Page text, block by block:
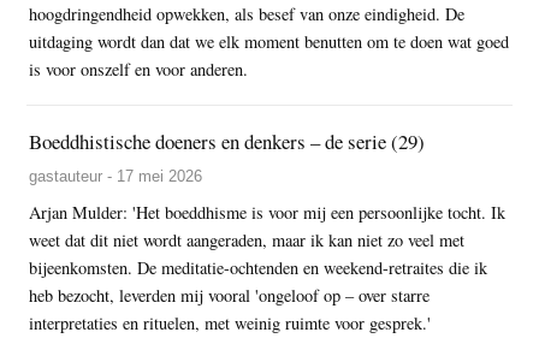
hoogdringendheid opwekken, als besef van onze eindigheid. De
uitdaging wordt dan dat we elk moment benutten om te doen wat goed
is voor onszelf en voor anderen.
Boeddhistische doeners en denkers – de serie (29)
gastauteur - 17 mei 2026
Arjan Mulder: 'Het boeddhisme is voor mij een persoonlijke tocht. Ik
weet dat dit niet wordt aangeraden, maar ik kan niet zo veel met
bijeenkomsten. De meditatie-ochtenden en weekend-retraites die ik
heb bezocht, leverden mij vooral 'ongeloof op – over starre
interpretaties en rituelen, met weinig ruimte voor gesprek.'